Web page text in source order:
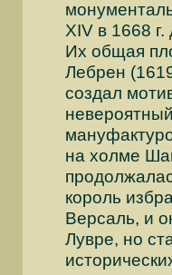
XIV в 1668
Их общая
Лебрен
создал
на холме
король
Версаль, и
Лувре, но